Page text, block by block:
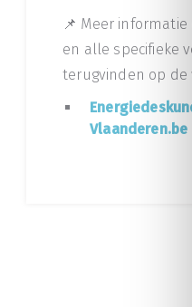
📌 Meer informatie
en alle specifieke
terugvinden op de
Vlaanderen.be